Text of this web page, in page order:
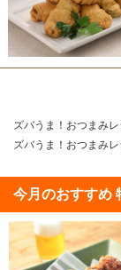
ズバうま！おつまみ
ズバうま！おつまみ
今月のおすすめ